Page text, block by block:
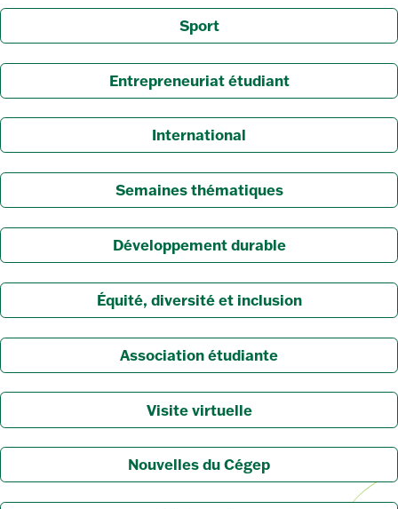
Sport
Entrepreneuriat étudiant
International
Semaines thématiques
Développement durable
Équité, diversité et inclusion
Association étudiante
Visite virtuelle
Nouvelles du Cégep